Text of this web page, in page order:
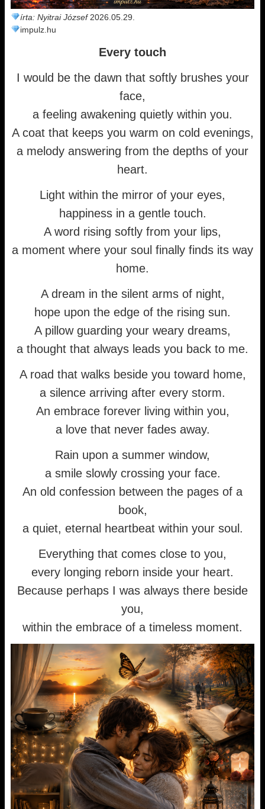
írta: Nyitrai József2026.05.29.
impulz.hu
Every touch
I would be the dawn that softly brushes your
face,
a feeling awakening quietly within you.
A coat that keeps you warm on cold evenings,
a melody answering from the depths of your
heart.
Light within the mirror of your eyes,
happiness in a gentle touch.
A word rising softly from your lips,
a moment where your soul finally finds its way
home.
A dream in the silent arms of night,
hope upon the edge of the rising sun.
A pillow guarding your weary dreams,
a thought that always leads you back to me.
A road that walks beside you toward home,
a silence arriving after every storm.
An embrace forever living within you,
a love that never fades away.
Rain upon a summer window,
a smile slowly crossing your face.
An old confession between the pages of a
book,
a quiet, eternal heartbeat within your soul.
Everything that comes close to you,
every longing reborn inside your heart.
Because perhaps I was always there beside
you,
within the embrace of a timeless moment.